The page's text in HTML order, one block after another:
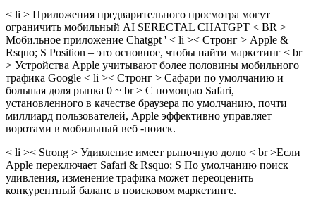
< li > Приложения предварительного просмотра могут
ограничить мобильный AI SERECTAL CHATGPT < BR >
Мобильное приложение Chatgpt ' < li >< Стронг > Apple &
Rsquo; S Position – это основное, чтобы найти маркетинг < br
> Устройства Apple учитывают более половины мобильного
трафика Google < li >< Стронг > Сафари по умолчанию и
большая доля рынка 0 ~ br > С помощью Safari,
установленного в качестве браузера по умолчанию, почти
миллиард пользователей, Apple эффективно управляет
воротами в мобильный веб -поиск.
< li >< Strong > Удивление имеет рыночную долю < br >Если
Apple переключает Safari & Rsquo; S По умолчанию поиск
удивления, изменение трафика может переоценить
конкурентный баланс в поисковом маркетинге.